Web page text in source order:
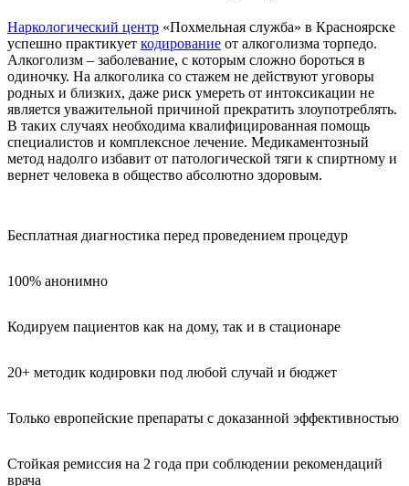
Наркологический центр «Похмельная служба» в Красноярске
успешно практикует кодирование от алкоголизма торпедо.
Алкоголизм – заболевание, с которым сложно бороться в
одиночку. На алкоголика со стажем не действуют уговоры
родных и близких, даже риск умереть от интоксикации не
является уважительной причиной прекратить злоупотреблять.
В таких случаях необходима квалифицированная помощь
специалистов и комплексное лечение. Медикаментозный
метод надолго избавит от патологической тяги к спиртному и
вернет человека в общество абсолютно здоровым.
Бесплатная диагностика перед проведением процедур
100% анонимно
Кодируем пациентов как на дому, так и в стационаре
20+ методик кодировки под любой случай и бюджет
Только европейские препараты с доказанной эффективностью
Стойкая ремиссия на 2 года при соблюдении рекомендаций
врача